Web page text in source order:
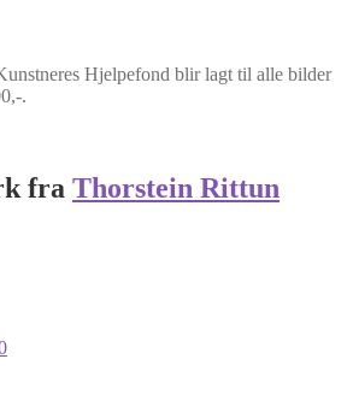
Hjelpefond blir lagt til alle bilder
.
fra Thorstein Rittun